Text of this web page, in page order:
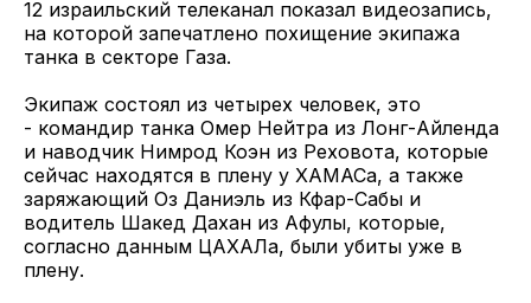
12 израильский телеканал показал видеозапись,
на которой запечатлено похищение экипажа
танка в секторе Газа.
Экипаж состоял из четырех человек, это
- командир танка Омер Нейтра из Лонг-Айленда
и наводчик Нимрод Коэн из Реховота, которые
сейчас находятся в плену у ХАМАСа, а также
заряжающий Оз Даниэль из Кфар-Сабы и
водитель Шакед Дахан из Афулы, которые,
согласно данным ЦАХАЛа, были убиты уже в
плену.